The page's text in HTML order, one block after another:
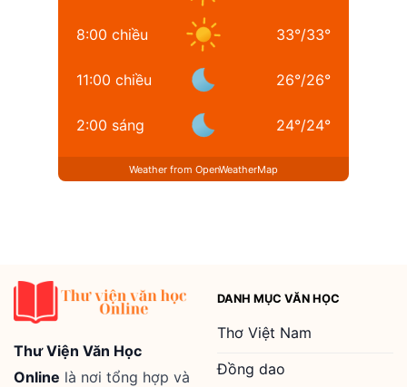
8:00 chiều 33°/33°
11:00 chiều 26°/26°
2:00 sáng 24°/24°
Weather from OpenWeatherMap
Thư Viện Văn Học
Online là nơi tổng hợp và
DANH MỤC VĂN HỌC
Thơ Việt Nam
Đồng dao